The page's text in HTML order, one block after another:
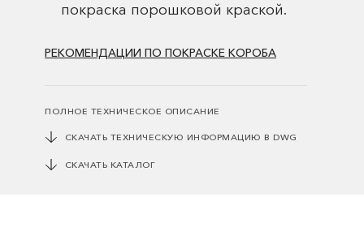
покраска порошковой краской.
РЕКОМЕНДАЦИИ ПО ПОКРАСКЕ КОРОБА
ПОЛНОЕ ТЕХНИЧЕСКОЕ ОПИСАНИЕ
СКАЧАТЬ ТЕХНИЧЕСКУЮ ИНФОРМАЦИЮ В DWG
СКАЧАТЬ КАТАЛОГ